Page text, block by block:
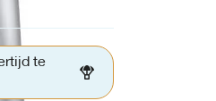
te